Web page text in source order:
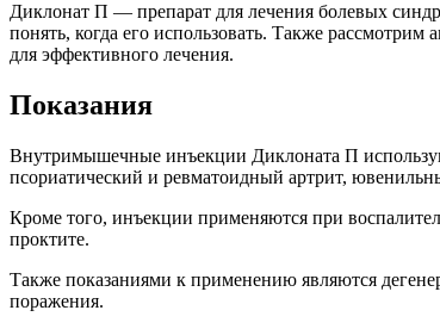
Диклонат П — препарат для лечения болевых
понять, когда его использовать. Также
для эффективного лечения.
Показания
Внутримышечные инъекции Диклоната П
псориатический и ревматоидный артрит,
Кроме того, инъекции применяются при
проктите.
Также показаниями к применению являются
поражения.